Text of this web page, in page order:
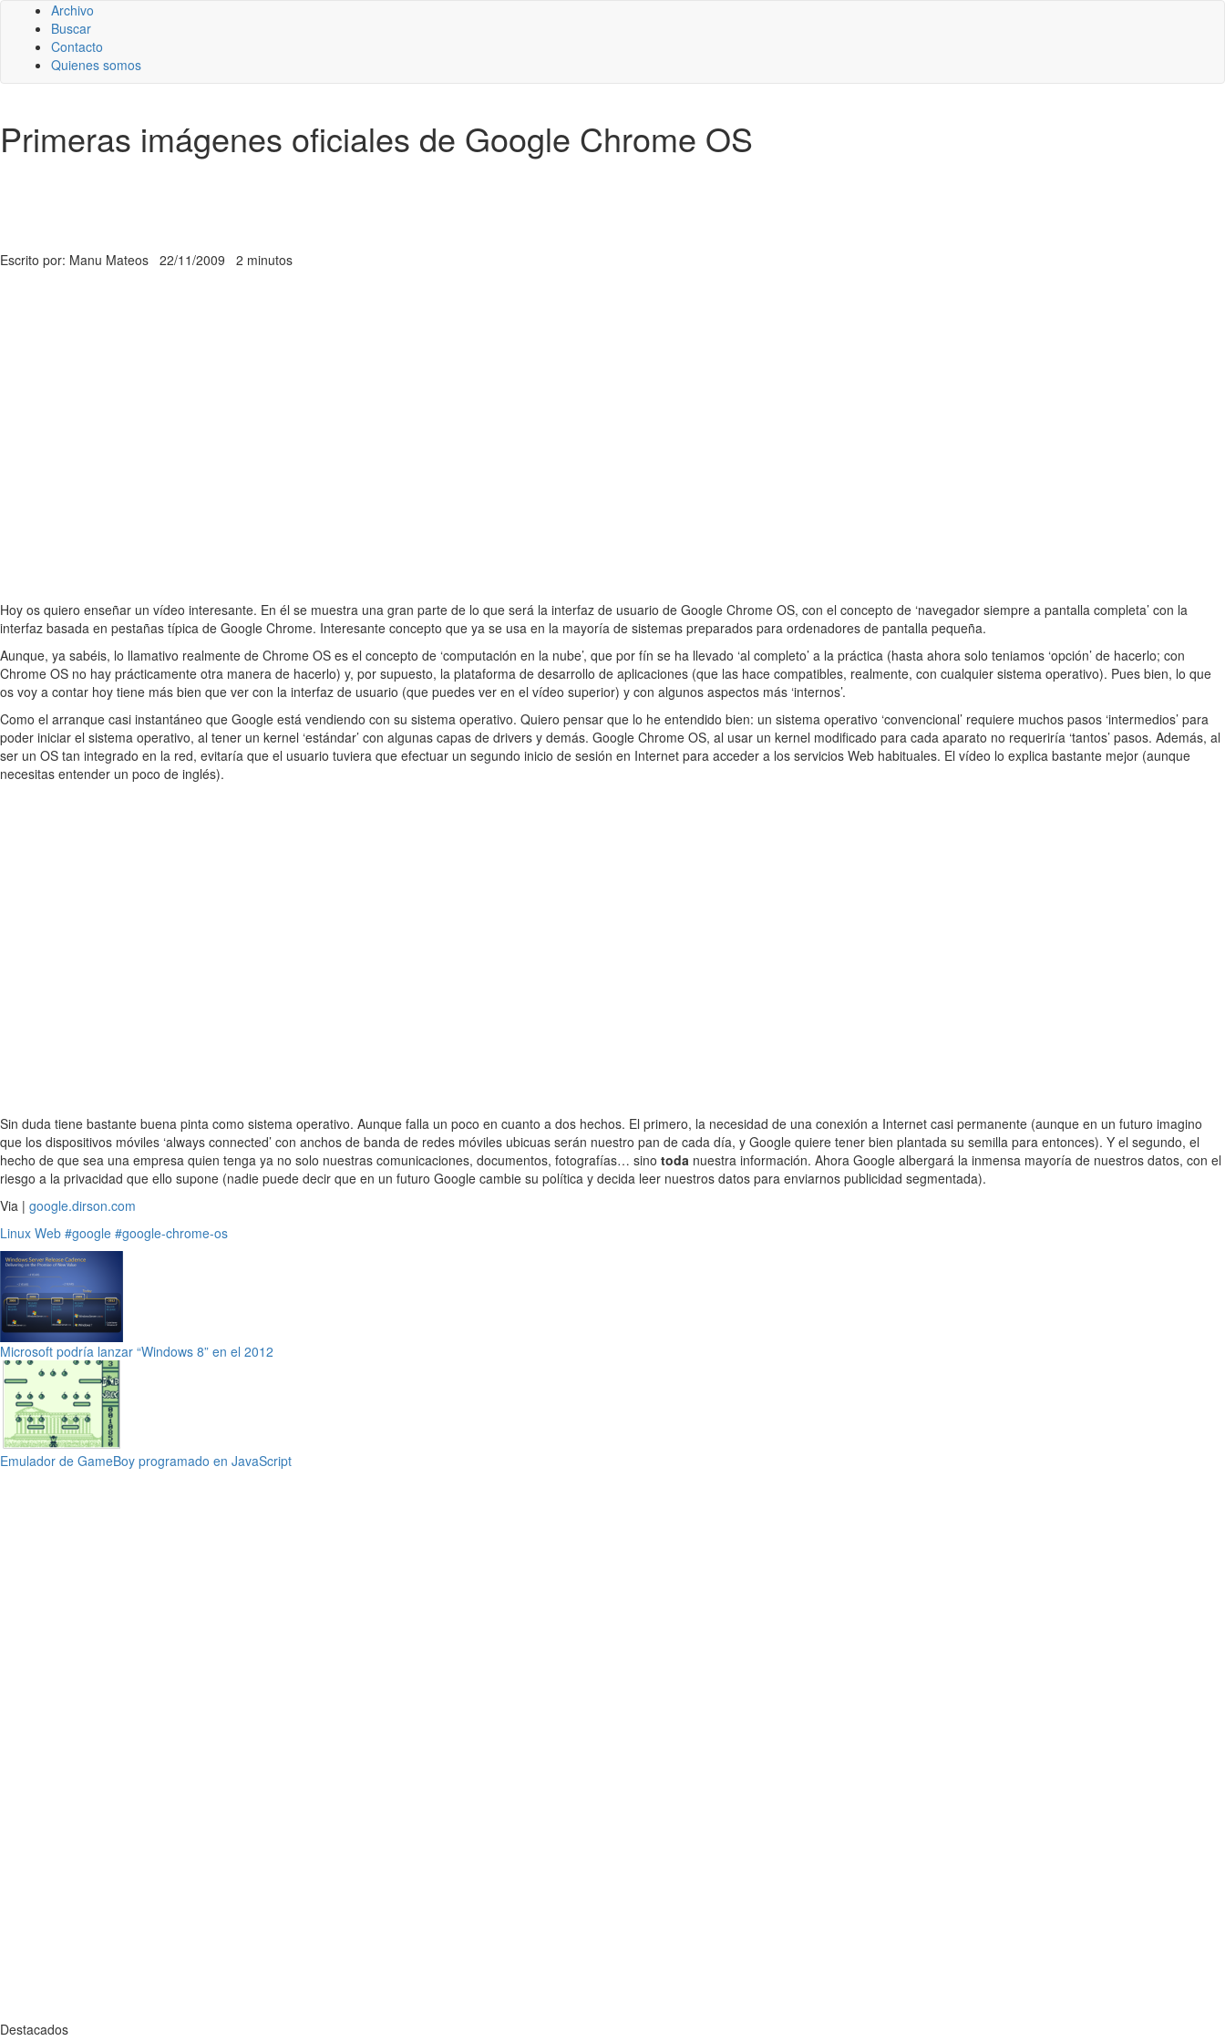
Archivo
Buscar
Contacto
Quienes somos
Primeras imágenes oficiales de Google Chrome OS
Escrito por: Manu Mateos 22/11/2009 2 minutos
Hoy os quiero enseñar un vídeo interesante. En él se muestra una gran parte de lo que será la interfaz de usuario de Google Chrome OS, con el concepto de ‘navegador siempre a pantalla completa’ con la
interfaz basada en pestañas típica de Google Chrome. Interesante concepto que ya se usa en la mayoría de sistemas preparados para ordenadores de pantalla pequeña.
Aunque, ya sabéis, lo llamativo realmente de Chrome OS es el concepto de ‘computación en la nube’, que por fín se ha llevado ‘al completo’ a la práctica (hasta ahora solo teniamos ‘opción’ de hacerlo; con
Chrome OS no hay prácticamente otra manera de hacerlo) y, por supuesto, la plataforma de desarrollo de aplicaciones (que las hace compatibles, realmente, con cualquier sistema operativo). Pues bien, lo que
os voy a contar hoy tiene más bien que ver con la interfaz de usuario (que puedes ver en el vídeo superior) y con algunos aspectos más ‘internos’.
Como el arranque casi instantáneo que Google está vendiendo con su sistema operativo. Quiero pensar que lo he entendido bien: un sistema operativo ‘convencional’ requiere muchos pasos ‘intermedios’ para
poder iniciar el sistema operativo, al tener un kernel ‘estándar’ con algunas capas de drivers y demás. Google Chrome OS, al usar un kernel modificado para cada aparato no requeriría ‘tantos’ pasos. Además, al
ser un OS tan integrado en la red, evitaría que el usuario tuviera que efectuar un segundo inicio de sesión en Internet para acceder a los servicios Web habituales. El vídeo lo explica bastante mejor (aunque
necesitas entender un poco de inglés).
Sin duda tiene bastante buena pinta como sistema operativo. Aunque falla un poco en cuanto a dos hechos. El primero, la necesidad de una conexión a Internet casi permanente (aunque en un futuro imagino
que los dispositivos móviles ‘always connected’ con anchos de banda de redes móviles ubicuas serán nuestro pan de cada día, y Google quiere tener bien plantada su semilla para entonces). Y el segundo, el
hecho de que sea una empresa quien tenga ya no solo nuestras comunicaciones, documentos, fotografías… sino toda nuestra información. Ahora Google albergará la inmensa mayoría de nuestros datos, con el
riesgo a la privacidad que ello supone (nadie puede decir que en un futuro Google cambie su política y decida leer nuestros datos para enviarnos publicidad segmentada).
Via | google.dirson.com
Linux Web #google #google-chrome-os
Microsoft podría lanzar “Windows 8” en el 2012
Emulador de GameBoy programado en JavaScript
Destacados